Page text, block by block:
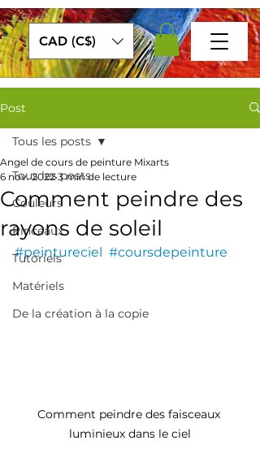
CAD (C$)
Post
Tous les posts
Couleurs
Pinceaux
Tutoriels
Matériels
De la création à la copie
Tous les posts
Comment peindre des
rayons de soleil
Angel de cours de peinture Mixarts
6 nov. 2022 3 min de lecture
#peintureciel #coursdepeinture
Comment peindre des faisceaux
luminieux dans le ciel